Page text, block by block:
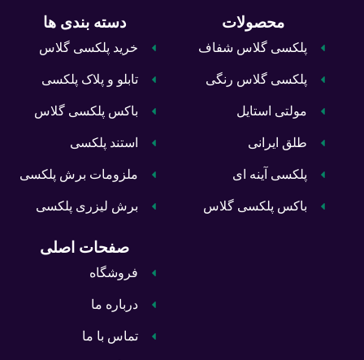
دسته بندی ها
خرید پلکسی گلاس
تابلو و پلاک پلکسی
باکس پلکسی گلاس
استند پلکسی
ملزومات برش پلکسی
برش لیزری پلکسی
محصولات
پلکسی گلاس شفاف
پلکسی گلاس رنگی
مولتی استایل
طلق ایرانی
پلکسی آینه ای
باکس پلکسی گلاس
صفحات اصلی
فروشگاه
درباره ما
تماس با ما